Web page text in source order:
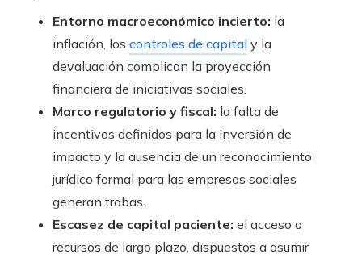
Entorno macroeconómico incierto: la
inflación, los controles de capital y la
devaluación complican la proyección
financiera de iniciativas sociales.
Marco regulatorio y fiscal: la falta de
incentivos definidos para la inversión de
impacto y la ausencia de un reconocimiento
jurídico formal para las empresas sociales
generan trabas.
Escasez de capital paciente: el acceso a
recursos de largo plazo, dispuestos a asumir